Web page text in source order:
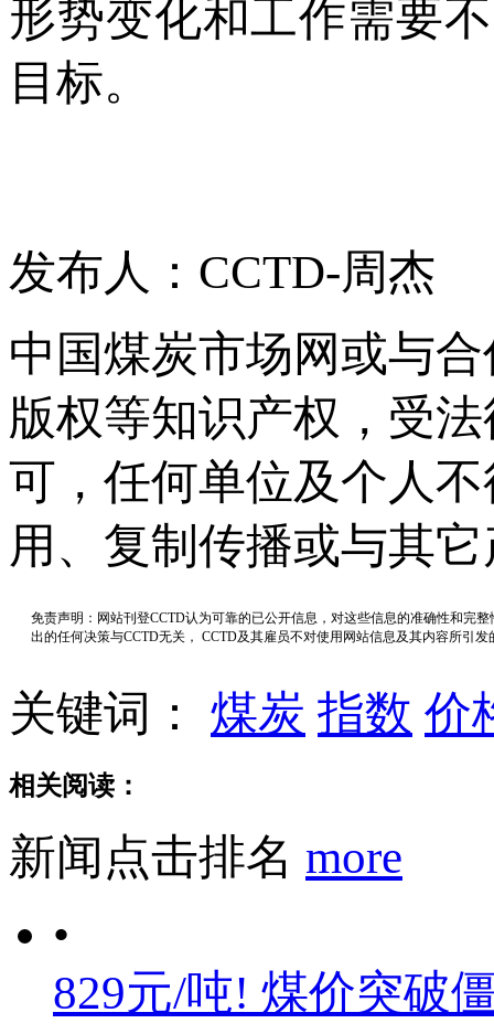
形势变化和工作需要
目标。
发布人：CCTD-周杰
中国煤炭市场网或与
版权等知识产权，受
可，任何单位及个人
用、复制传播或与其
免责声明：网站刊登CCTD认为可靠的已公开信息，对这些信息的准确性和完
出的任何决策与CCTD无关， CCTD及其雇员不对使用网站信息及其内容所引
关键词： 煤炭 指数 价
相关阅读：
新闻点击排名 more
•
829元/吨! 煤价突破